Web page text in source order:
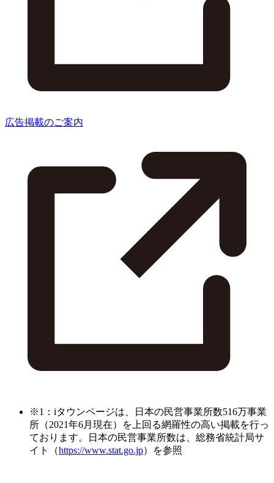
広告掲載のご案内
※1：iタウンページは、日本の民営事業所数516万事業
所（2021年6月現在）を上回る網羅性の高い掲載を行っ
ております。日本の民営事業所数は、総務省統計局サ
イト（https://www.stat.go.jp）を参照